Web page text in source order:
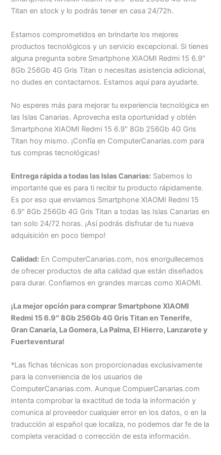
Titan en stock y lo podrás tener en casa 24/72h.
Estamos comprometidos en brindarte los mejores
productos tecnológicos y un servicio excepcional. Si tienes
alguna pregunta sobre Smartphone XIAOMI Redmi 15 6.9″
8Gb 256Gb 4G Gris Titan o necesitas asistencia adicional,
no dudes en contactarnos. Estamos aquí para ayudarte.
No esperes más para mejorar tu experiencia tecnológica en
las Islas Canarias. Aprovecha esta oportunidad y obtén
Smartphone XIAOMI Redmi 15 6.9″ 8Gb 256Gb 4G Gris
Titan hoy mismo. ¡Confía en ComputerCanarias.com para
tus compras tecnológicas!
Entrega rápida a todas las Islas Canarias: Sabemos lo
importante que es para ti recibir tu producto rápidamente.
Es por eso que enviamos Smartphone XIAOMI Redmi 15
6.9″ 8Gb 256Gb 4G Gris Titan a todas las Islas Canarias en
tan solo 24/72 horas. ¡Así podrás disfrutar de tu nueva
adquisición en poco tiempo!
Calidad: En ComputerCanarias.com, nos enorgullecemos
de ofrecer productos de alta calidad que están diseñados
para durar. Confiamos en grandes marcas como XIAOMI.
¡La mejor opción para comprar Smartphone XIAOMI
Redmi 15 6.9″ 8Gb 256Gb 4G Gris Titan en Tenerife,
Gran Canaria, La Gomera, La Palma, El Hierro, Lanzarote y
Fuerteventura!
*Las fichas técnicas son proporcionadas exclusivamente
para la conveniencia de los usuarios de
ComputerCanarias.com. Aunque CompuerCanarias.com
intenta comprobar la exactitud de toda la información y
comunica al proveedor cualquier error en los datos, o en la
traducción al español que localiza, no podemos dar fe de la
completa veracidad o corrección de esta información.